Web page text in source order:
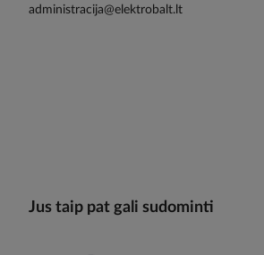
administracija@elektrobalt.lt
Jus taip pat gali sudominti